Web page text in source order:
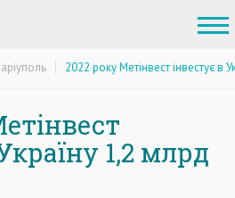
2022 року Метінвест інвестує в
1,2 млрд